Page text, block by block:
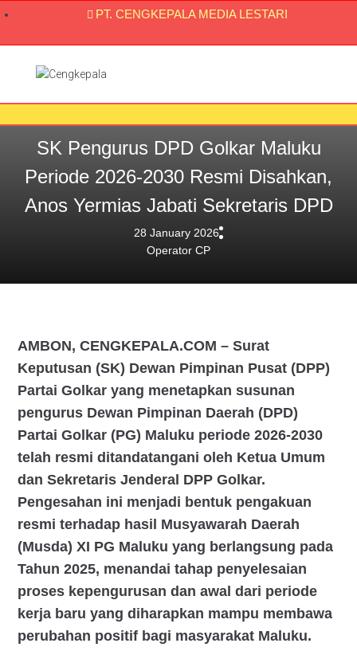
PT. CENGKEPALA MEDIA LESTARI
SK Pengurus DPD Golkar Maluku
Periode 2026-2030 Resmi Disahkan,
Anos Yermias Jabati Sekretaris DPD
28 January 2026
Operator CP
AMBON, CENGKEPALA.COM – Surat
Keputusan (SK) Dewan Pimpinan Pusat (DPP)
Partai Golkar yang menetapkan susunan
pengurus Dewan Pimpinan Daerah (DPD)
Partai Golkar (PG) Maluku periode 2026-2030
telah resmi ditandatangani oleh Ketua Umum
dan Sekretaris Jenderal DPP Golkar.
Pengesahan ini menjadi bentuk pengakuan
resmi terhadap hasil Musyawarah Daerah
(Musda) XI PG Maluku yang berlangsung pada
Tahun 2025, menandai tahap penyelesaian
proses kepengurusan dan awal dari periode
kerja baru yang diharapkan mampu membawa
perubahan positif bagi masyarakat Maluku.